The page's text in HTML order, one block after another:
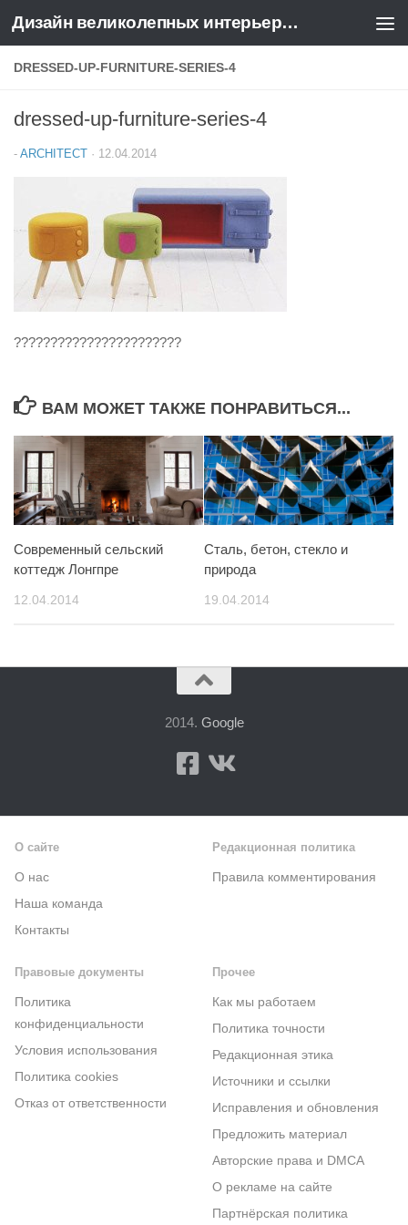
Перейти к содержимому Дизайн великолепных интерьеров квартир и домов
DRESSED-UP-FURNITURE-SERIES-4
dressed-up-furniture-series-4
- ARCHITECT · 12.04.2014
???????????????????????
ВАМ МОЖЕТ ТАКЖЕ ПОНРАВИТЬСЯ...
Современный сельский
коттедж Лонгпре
12.04.2014
Сталь, бетон, стекло и
природа
19.04.2014
2014. Google
О сайте
О нас
Наша команда
Контакты
Редакционная политика
Правила комментирования
Правовые документы
Политика
конфиденциальности
Условия использования
Политика cookies
Отказ от ответственности
Прочее
Как мы работаем
Политика точности
Редакционная этика
Источники и ссылки
Исправления и обновления
Предложить материал
Авторские права и DMCA
О рекламе на сайте
Партнёрская политика